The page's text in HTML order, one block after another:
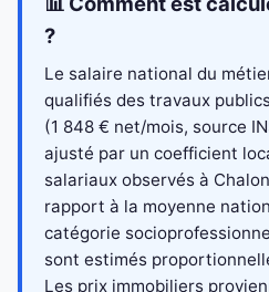
?
Le salaire national du
qualifiés des travaux
(1 848 € net/mois, source
ajusté par un coefficient
salariaux observés à
rapport à la moyenne
catégorie
sont estimés
Les prix immobiliers